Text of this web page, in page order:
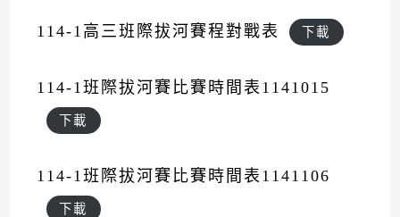
114-1高三班際拔河賽程對戰表 下載
114-1班際拔河賽比賽時間表1141015
下載
114-1班際拔河賽比賽時間表1141106
下載